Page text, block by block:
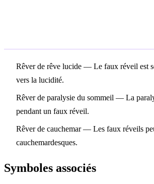
Rêver de rêve lucide — Le faux réveil est
vers la lucidité.
Rêver de paralysie du sommeil — La
pendant un faux réveil.
Rêver de cauchemar— Les faux réveils
cauchemardesques.
Symboles associés